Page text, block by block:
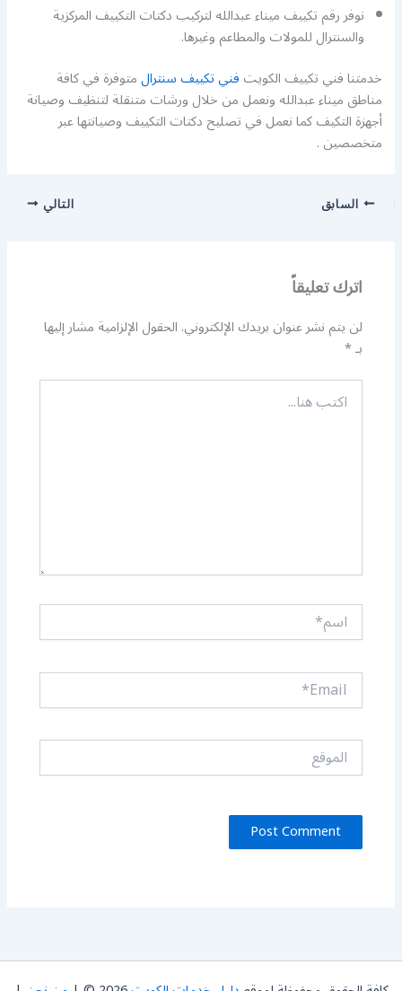
نوفر رقم تكييف ميناء عبدالله لتركيب دكتات التكييف المركزية
والسنترال للمولات والمطاعم وغيرها.
خدمتنا فني تكييف الكويتفني تكييف سنترالمتوفرة في كافة
مناطق ميناء عبدالله ونعمل من خلال ورشات متنقلة لتنظيف وصيانة
أجهزة التكيف كما نعمل في تصليح دكتات التكييف وصيانتها عبر
متخصصين .
السابق التالي
اترك تعليقاً
لن يتم نشر عنوان بريدك الإلكتروني.الحقول الإلزامية مشار إليها
بـ*
اكتب
هنا...
اسم*
Email*
الموقع